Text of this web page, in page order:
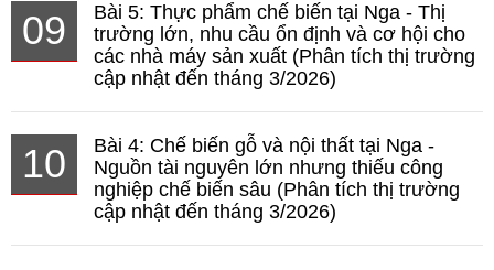
09
Bài 5: Thực phẩm chế biến tại Nga - Thị
trường lớn, nhu cầu ổn định và cơ hội cho
các nhà máy sản xuất (Phân tích thị trường
cập nhật đến tháng 3/2026)
10
Bài 4: Chế biến gỗ và nội thất tại Nga -
Nguồn tài nguyên lớn nhưng thiếu công
nghiệp chế biến sâu (Phân tích thị trường
cập nhật đến tháng 3/2026)